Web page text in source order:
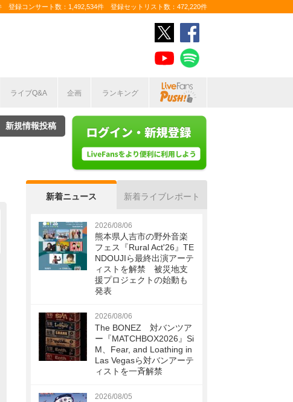
登録コンサート数：1,492,534件 登録セットリスト数：472,220件
ライブQ&A 企画 ランキング
新規情報投稿
新着ニュース 新着ライブレポート
2026/08/06
熊本県人吉市の野外音楽
フェス『Rural Act'26』TE
NDOUJIら最終出演アーテ
ィストを解禁 被災地支
援プロジェクトの始動も
発表
2026/08/06
The BONEZ 対バンツア
ー『MATCHBOX2026』Si
M、Fear, and Loathing in
Las Vegasら対バンアーテ
ィストを一斉解禁
2026/08/05